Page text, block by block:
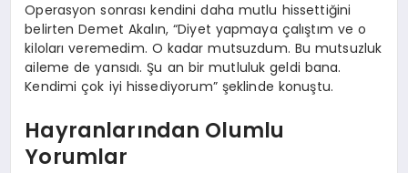
Operasyon sonrası kendini daha mutlu hissettiğini
belirten Demet Akalın, “Diyet yapmaya çalıştım ve o
kiloları veremedim. O kadar mutsuzdum. Bu mutsuzluk
aileme de yansıdı. Şu an bir mutluluk geldi bana.
Kendimi çok iyi hissediyorum” şeklinde konuştu.
Hayranlarından Olumlu
Yorumlar